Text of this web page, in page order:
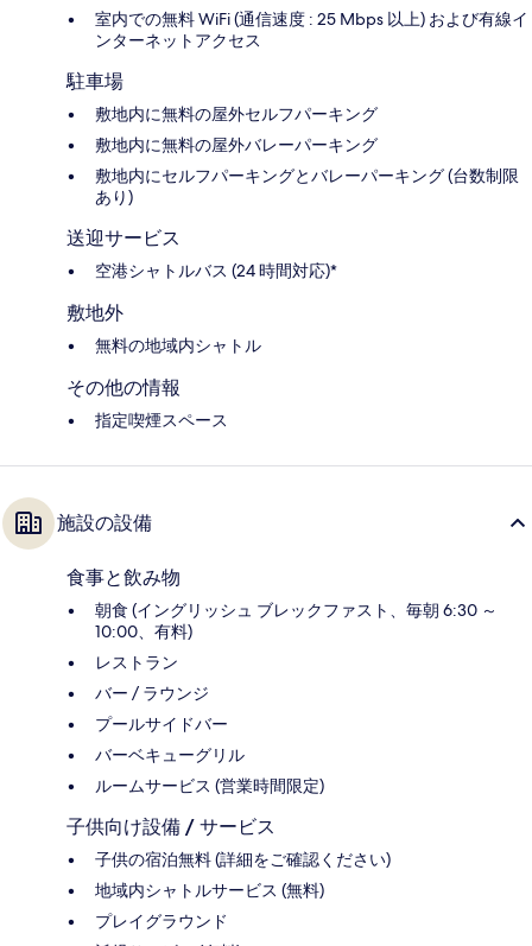
室内での無料 WiFi (通信速度 : 25 Mbps 以上) および有線イ
ンターネットアクセス
駐車場
敷地内に無料の屋外セルフパーキング
敷地内に無料の屋外バレーパーキング
敷地内にセルフパーキングとバレーパーキング (台数制限
あり)
送迎サービス
空港シャトルバス (24 時間対応)*
敷地外
無料の地域内シャトル
その他の情報
指定喫煙スペース
施設の設備
食事と飲み物
朝食 (イングリッシュ ブレックファスト、毎朝 6:30 ～
10:00、有料)
レストラン
バー / ラウンジ
プールサイドバー
バーベキューグリル
ルームサービス (営業時間限定)
子供向け設備 / サービス
子供の宿泊無料 (詳細をご確認ください)
地域内シャトルサービス (無料)
プレイグラウンド